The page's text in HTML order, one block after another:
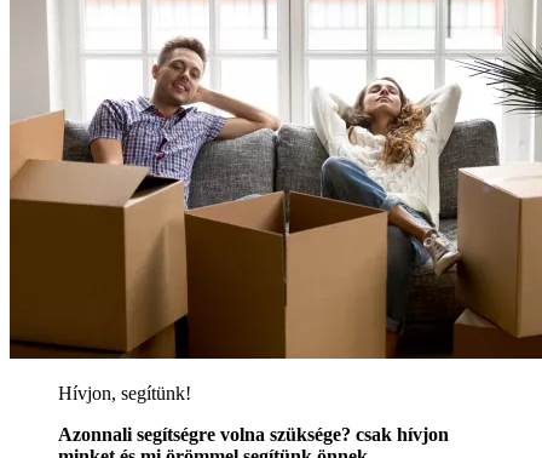
Hívjon, segítünk!
Azonnali segítségre volna szüksége? csak hívjon